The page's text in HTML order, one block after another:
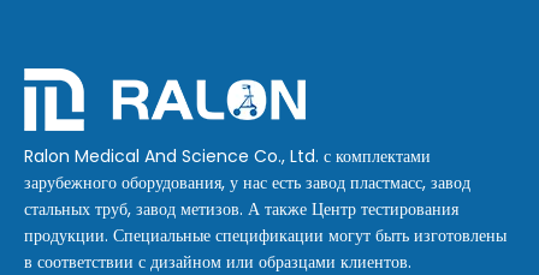
Ralon Medical And Science Co., Ltd. с комплектами
зарубежного оборудования, у нас есть завод пластмасс, завод
стальных труб, завод метизов. А также Центр тестирования
продукции. Специальные спецификации могут быть изготовлены
в соответствии с дизайном или образцами клиентов.